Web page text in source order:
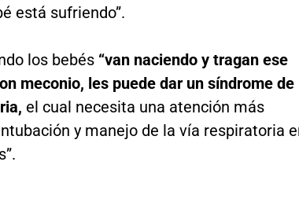
está sufriendo”.
los bebés “van naciendo y tragan ese
meconio, les puede dar un síndrome de
el cual necesita una atención más
y manejo de la vía respiratoria